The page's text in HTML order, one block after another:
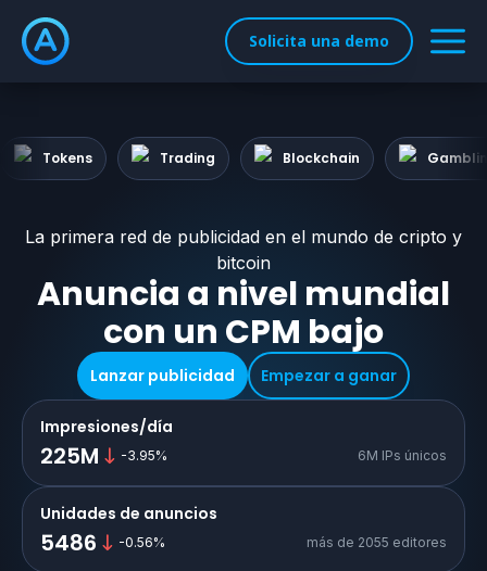
Solicita una demo
Tokens Trading Blockchain
La primera red de publicidad en el mundo de cripto y
bitcoin
Anuncia a nivel mundial
con un CPM bajo
Lanzar publicidad Empezar a ganar
Impresiones/día
225M -3.95% 6M IPs únicos
Unidades de anuncios
5486 -0.56% más de 2055 editores